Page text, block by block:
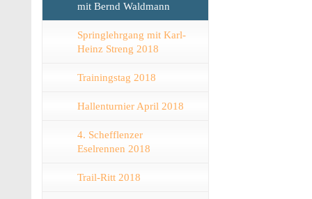
mit Bernd Waldmann
Springlehrgang mit Karl-
Heinz Streng 2018
Trainingstag 2018
Hallenturnier April 2018
4. Schefflenzer
Eselrennen 2018
Trail-Ritt 2018